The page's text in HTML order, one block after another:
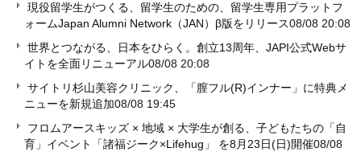
現役留学生がつくる、留学生のための、留学生専用プラットフ
ォームJapan Alumni Network（JAN）β版をリリース08/08 20:08
世界とつながる、日本をひらく。創立13周年、JAPI公式Webサ
イトを全面リニューアル08/08 20:08
サイトリ杉山美容クリニック、「膣フル(R)インナー」に特典メ
ニューを新規追加08/08 19:45
フロムアースキッズ × 地域 × 大学生が創る、子どもたちの「自
育」イベント「諸福ジーク×Lifehug」 を8月23日(日)開催08/08